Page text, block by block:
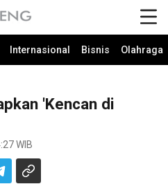
Internasional Bisnis Olahraga
'Kencan di
WIB